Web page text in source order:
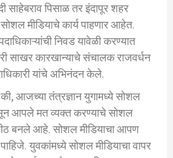
साहेबराव पिसाळ तर इंदापूर शहर
मीडियाचे कार्य पाहणार आहेत.
निवड यावेळी करण्यात
साखर कारखान्याचे संचालक राजवर्धन
यांचे अभिनंदन केले.
की, आजच्या तंत्रज्ञान युगामध्ये सोशल
आपले मत व्यक्त करण्याचे सोशल
बनले आहे. सोशल मीडियाचा आपण
युवकांमध्ये सोशल मीडियाचा वापर